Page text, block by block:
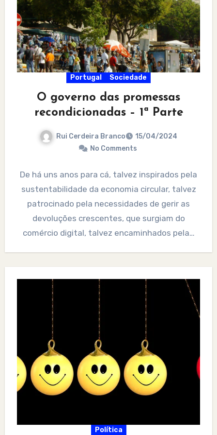
Portugal Sociedade
O governo das promessas
recondicionadas – 1ª Parte
Rui Cerdeira Branco
15/04/2024
No Comments
De há uns anos para cá, talvez inspirados pela
sustentabilidade da economia circular, talvez
patrocinado pela necessidades de gerir as
devoluções crescentes, que surgiam do
comércio digital, talvez encaminhados pela…
Política